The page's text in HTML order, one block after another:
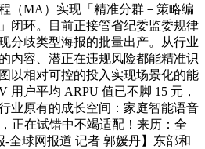
（MA）实现「精准分群－策略编
闭环。目前正接管省纪委监委规律
分歧类型海报的批量出产。从行业
内容、潜正在违规风险都能精准识
以相对可控的投入实现场景化的能
用户平均 ARPU 值已不脚 15 元，
业原有的成长空间：家庭智能语音
正在试错中不竭适配！来历：全
全球网报道 记者 郭媛丹】东部和